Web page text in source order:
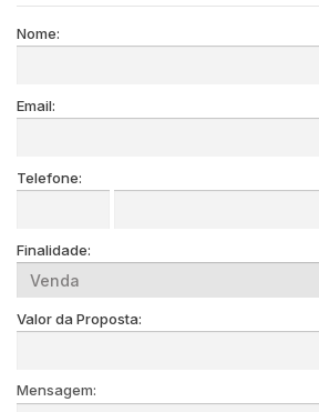
Nome:
Email:
Telefone:
Finalidade:
Valor da Proposta:
Mensagem: